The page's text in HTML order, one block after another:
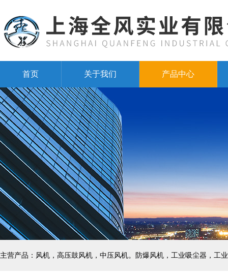
首页 关于我们 产品中心
主营产品：风机，高压鼓风机，中压风机。防爆风机，工业吸尘器，工